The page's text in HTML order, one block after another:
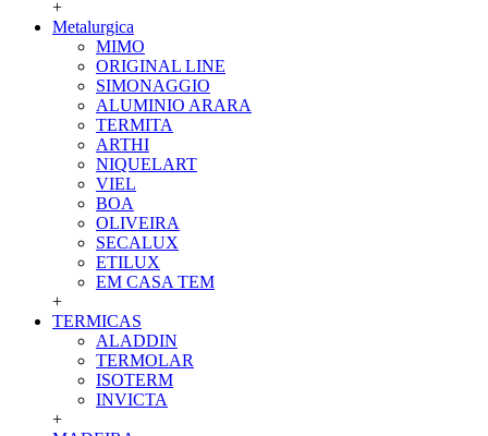
+
Metalurgica
MIMO
ORIGINAL LINE
SIMONAGGIO
ALUMINIO ARARA
TERMITA
ARTHI
NIQUELART
VIEL
BOA
OLIVEIRA
SECALUX
ETILUX
EM CASA TEM
+
TERMICAS
ALADDIN
TERMOLAR
ISOTERM
INVICTA
+